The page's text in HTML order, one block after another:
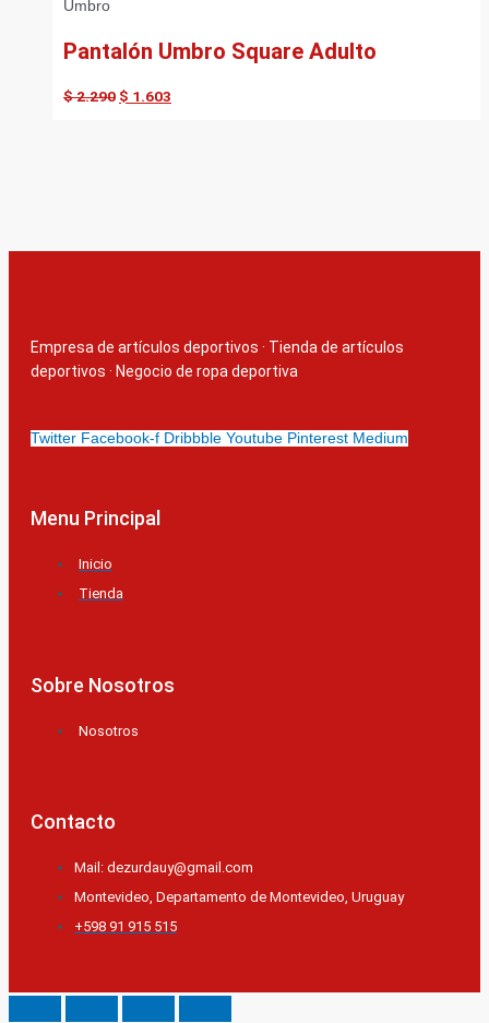
Umbro
Pantalón Umbro Square Adulto
$2.290 $ 1.603
Empresa de artículos deportivos · Tienda de artículos
deportivos · Negocio de ropa deportiva
Twitter Facebook-f Dribbble Youtube Pinterest Medium
Menu Principal
Inicio
Tienda
Sobre Nosotros
Nosotros
Contacto
Mail: dezurdauy@gmail.com
Montevideo, Departamento de Montevideo, Uruguay
+598 91 915 515